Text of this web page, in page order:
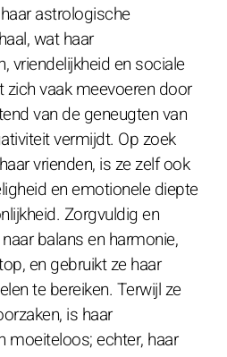
astrologische
wat haar
vriendelijkheid en sociale
zich vaak meevoeren door
van de geneugten van
vermijdt. Op zoek
vrienden, is ze zelf ook
en emotionele diepte
Zorgvuldig en
balans en harmonie,
en gebruikt ze haar
te bereiken. Terwijl ze
is haar
moeiteloos; echter, haar